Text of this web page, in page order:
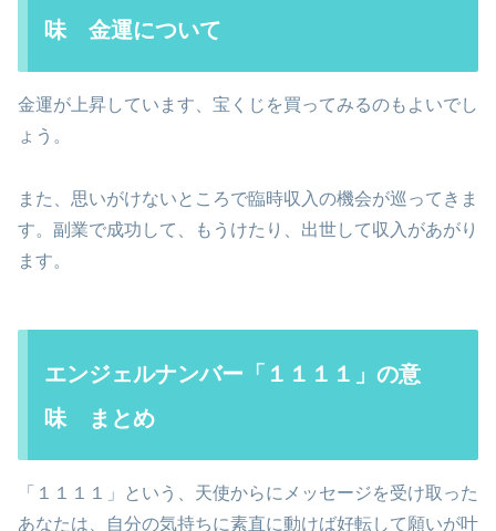
味 金運について
金運が上昇しています、宝くじを買ってみるのもよいでし
ょう。
また、思いがけないところで臨時収入の機会が巡ってきま
す。副業で成功して、もうけたり、出世して収入があがり
ます。
エンジェルナンバー「１１１１」の意
味 まとめ
「１１１１」という、天使からにメッセージを受け取った
あなたは、自分の気持ちに素直に動けば好転して願いが叶